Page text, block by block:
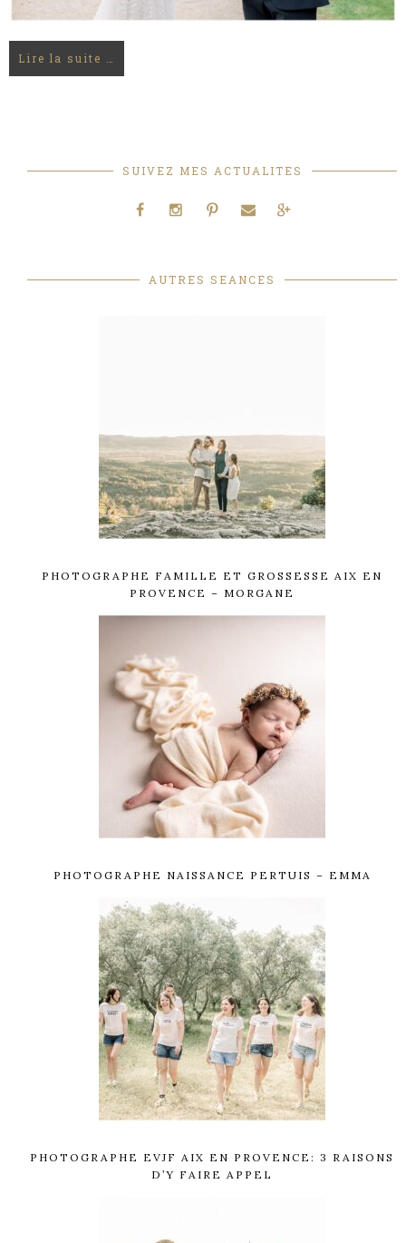
Lire la suite …
SUIVEZ MES ACTUALITES
AUTRES SEANCES
PHOTOGRAPHE FAMILLE ET GROSSESSE AIX EN
PROVENCE – MORGANE
PHOTOGRAPHE NAISSANCE PERTUIS – EMMA
PHOTOGRAPHE EVJF AIX EN PROVENCE: 3 RAISONS
D’Y FAIRE APPEL